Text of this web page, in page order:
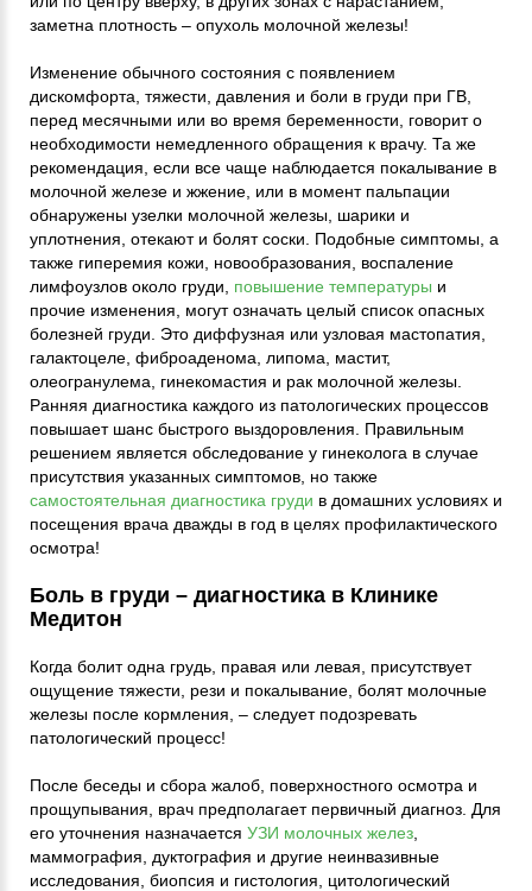
заметна плотность – опухоль молочной железы!
Изменение обычного состояния с появлением
дискомфорта, тяжести, давления и боли в груди при ГВ,
перед месячными или во время беременности, говорит о
необходимости немедленного обращения к врачу. Та же
рекомендация, если все чаще наблюдается покалывание в
молочной железе и жжение, или в момент пальпации
обнаружены узелки молочной железы, шарики и
уплотнения, отекают и болят соски. Подобные симптомы, а
также гиперемия кожи, новообразования, воспаление
лимфоузлов около груди, повышение температуры и
прочие изменения, могут означать целый список опасных
болезней груди. Это диффузная или узловая мастопатия,
галактоцеле, фиброаденома, липома, мастит,
олеогранулема, гинекомастия и рак молочной железы.
Ранняя диагностика каждого из патологических процессов
повышает шанс быстрого выздоровления. Правильным
решением является обследование у гинеколога в случае
присутствия указанных симптомов, но также
самостоятельная диагностика груди в домашних условиях и
посещения врача дважды в год в целях профилактического
осмотра!
Боль в груди – диагностика в Клинике
Медитон
Когда болит одна грудь, правая или левая, присутствует
ощущение тяжести, рези и покалывание, болят молочные
железы после кормления, – следует подозревать
патологический процесс!
После беседы и сбора жалоб, поверхностного осмотра и
прощупывания, врач предполагает первичный диагноз. Для
его уточнения назначается УЗИ молочных желез
маммография, дуктография и другие неинвазивные
исследования, биопсия и гистология, цитологический